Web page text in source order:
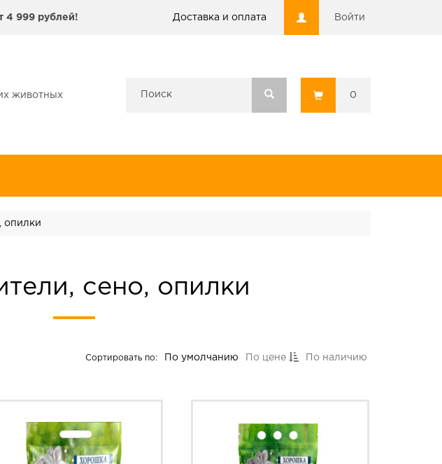
4 999 рублей! Доставка и оплата Войти
животных 0
опилки
сено, опилки
Сортировать по: По умолчанию По цене По наличию